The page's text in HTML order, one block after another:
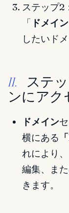
ステップ
「 ドメイン
したいド
II.
ステ
ンにアク
ドメイン
横にある
れにより
編集、ま
きます。